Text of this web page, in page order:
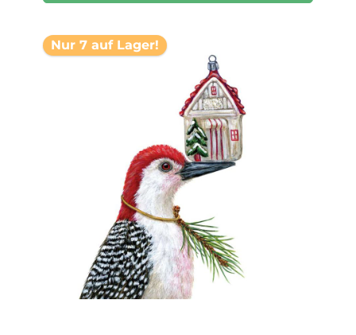
Nur 7 auf Lager!